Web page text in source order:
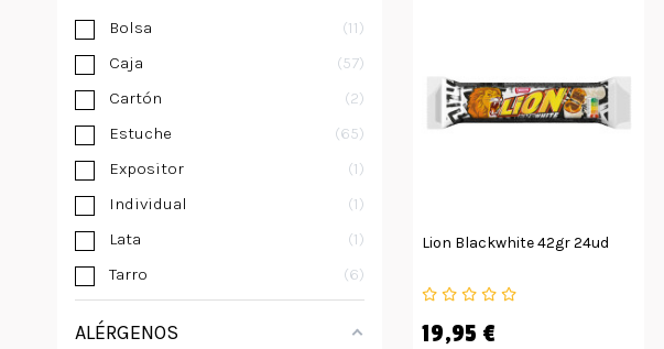
Bolsa
11
Caja
57
Cartón
2
Estuche
65
Expositor
1
Individual
1
Lata
1
Tarro
6
ALÉRGENOS
Lion Blackwhite 42gr 24ud
19,95 €